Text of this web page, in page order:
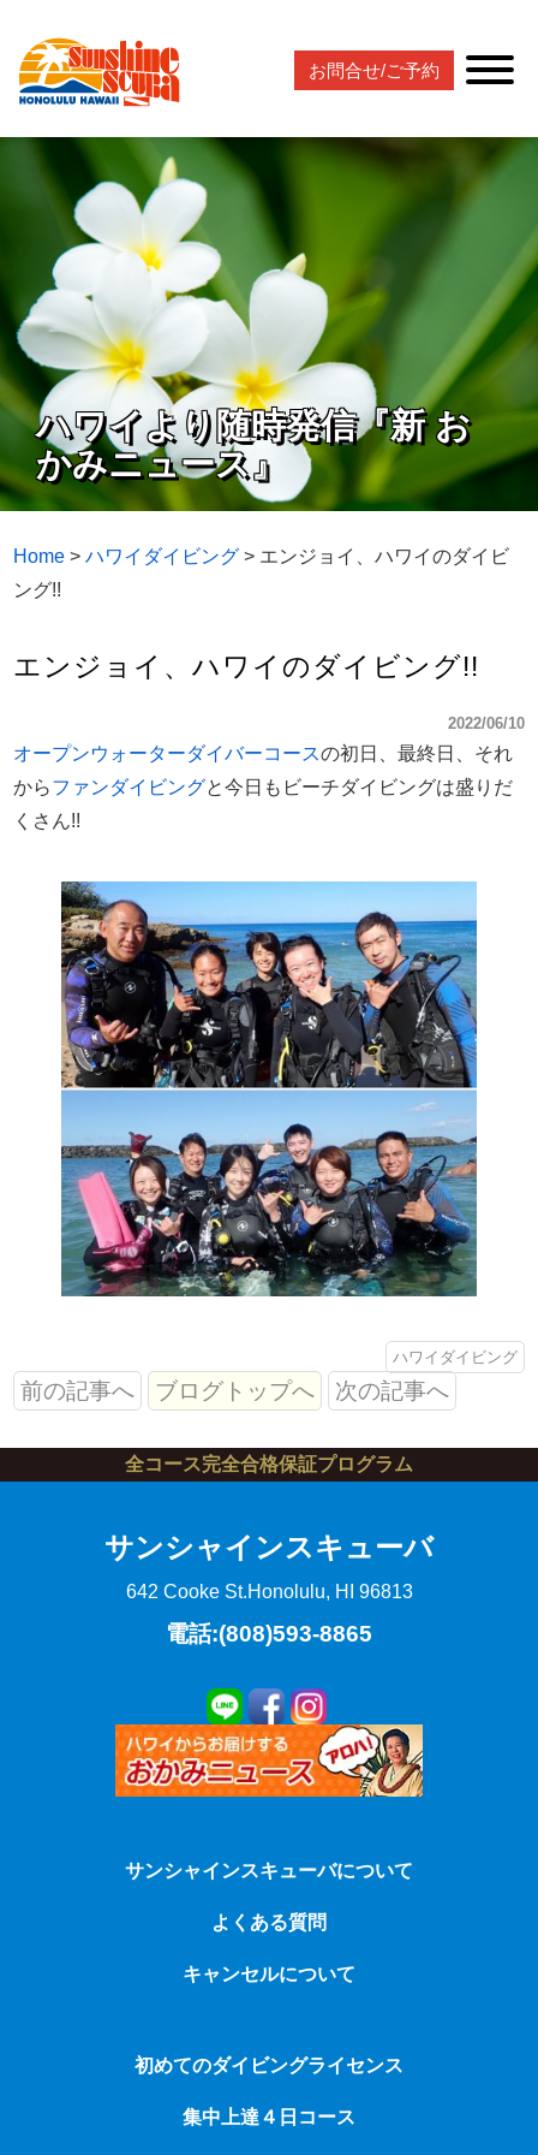
お問合せ/ご予約
ハワイより随時発信『新 お
かみニュース』
Home >ハワイダイビング > エンジョイ、ハワイのダイビ
ング!!
エンジョイ、ハワイのダイビング!!
2022/06/10
オープンウォーターダイバーコースの初日、最終日、それ
からファンダイビングと今日もビーチダイビングは盛りだ
くさん!!
ハワイダイビング
前の記事へ ブログトップへ 次の記事へ
全コース完全合格保証プログラム
サンシャインスキューバ
642 Cooke St.Honolulu, HI 96813
電話:(808)593-8865
サンシャインスキューバについて
よくある質問
キャンセルについて
初めてのダイビングライセンス
集中上達４日コース